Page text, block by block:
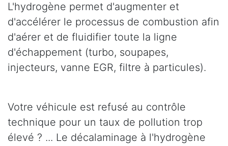
L'hydrogène permet d'augmenter et
d'accélérer le processus de combustion afin
d'aérer et de fluidifier toute la ligne
d'échappement (turbo, soupapes,
injecteurs, vanne EGR, filtre à particules).
Votre véhicule est refusé au contrôle
technique pour un taux de pollution trop
élevé ? ... Le décalaminage à l'hydrogène